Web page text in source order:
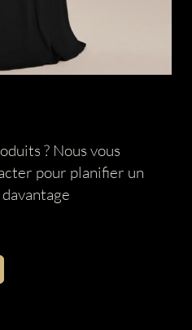
? Nous vous
pour planifier un